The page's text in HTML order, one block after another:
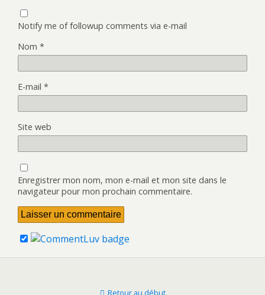
Notify me of followup comments via e-mail
Nom *
E-mail *
Site web
Enregistrer mon nom, mon e-mail et mon site dans le
navigateur pour mon prochain commentaire.
Retour au début